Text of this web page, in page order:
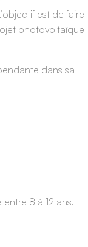
est de faire
photovoltaïque
dans sa
8 à 12 ans.